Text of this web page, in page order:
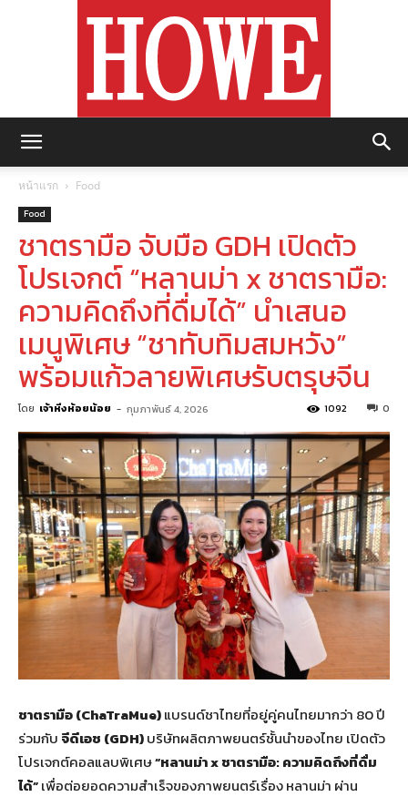
หน้าแรก Food
Food
ชาตรามือ จับมือ GDH เปิดตัว
โปรเจกต์ “หลานม่า x ชาตรามือ:
ความคิดถึงที่ดื่มได้” นำเสนอ
เมนูพิเศษ “ชาทับทิมสมหวัง”
พร้อมแก้วลายพิเศษรับตรุษจีน
โดย เจ้าหิ่งห้อยน้อย - กุมภาพันธ์ 4, 2026 0
1092
ชาตรามือ (ChaTraMue)แบรนด์ชาไทยที่อยู่คู่คนไทยมากว่า 80 ปี
ร่วมกับ จีดีเอช (GDH)บริษัทผลิตภาพยนตร์ชั้นนำของไทย เปิดตัว
โปรเจกต์คอลแลบพิเศษ“หลานม่าxชาตรามือ: ความคิดถึงที่ดื่ม
ได้”เพื่อต่อยอดความสำเร็จของภาพยนตร์เรื่อง หลานม่า ผ่าน